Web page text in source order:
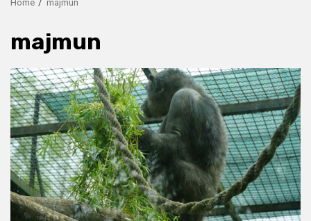
Home majmun
majmun